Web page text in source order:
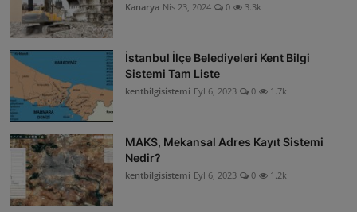
Kanarya Nis 23, 2024 0 3.3k
İstanbul İlçe Belediyeleri Kent Bilgi
Sistemi Tam Liste
kentbilgisistemi Eyl 6, 2023 0 1.7k
MAKS, Mekansal Adres Kayıt Sistemi
Nedir?
kentbilgisistemi Eyl 6, 2023 0 1.2k